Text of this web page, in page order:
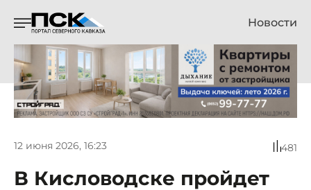
Новости
12 июня 2026, 16:23 481
В Кисловодске пройдет